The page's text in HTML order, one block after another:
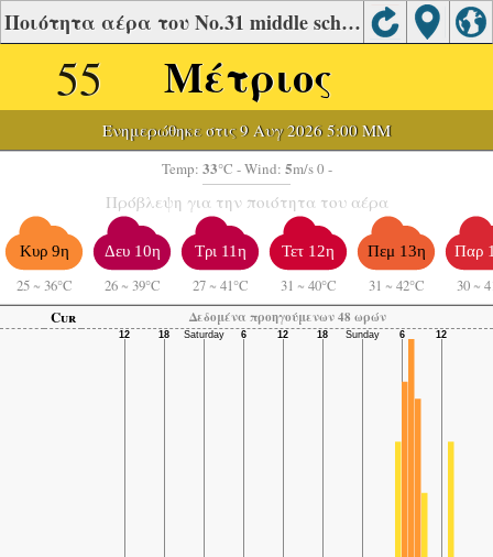
Ποιότητα αέρα του No.31 middle school, Wulumuqi
55 Μέτριος
Ενημερώθηκε στις 9 Αυγ 2026 5:00 ΜΜ
Temp: 33°C - Wind: 5m/s 0 -
Πρόβλεψη για την ποιότητα του αέρα
Κυρ 9η
25 ~ 36°C
Δευ 10η
26 ~ 39°C
Τρι 11η
27 ~ 41°C
Τετ 12η
31 ~ 40°C
Πεμ 13η
31 ~ 42°C
Παρ
30 ~
Cur
Δεδομένα προηγούμενων 48 ωρών